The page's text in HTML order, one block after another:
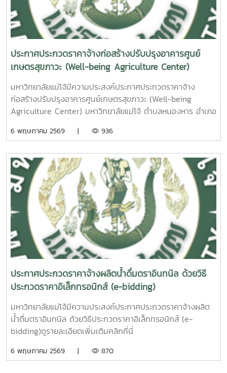
ประกาศประกวดราคาจ้างก่อสร้างปรับปรุงอาคารศูนย์
เกษตรสุขภาวะ (Well-being Agriculture Center)
มหาวิทยาลัยแม่โจ้ ตำบลหนองหาร อำเภอสันทราย จังหวัด
เชียงใหม่ ด้วยวิธีประกวดราคาอิเล็กทรอนิกส์ (e-bidding)
มหาวิทยาลัยแม่โจ้มีความประสงค์ประกาศประกวดราคาจ้าง
ก่อสร้างปรับปรุงอาคารศูนย์เกษตรสุขภาวะ (Well-being
Agriculture Center) มหาวิทยาลัยแม่โจ้ ตำบลหนองหาร อำเภอ
(e-bidding)ดูรายละเอียดเพิ่มเติมคลิกที่นี่
6 พฤษภาคม 2569 | 936
ประกาศประกวดราคาจ้างผลิตน้ำดื่มตราอินทนิล ด้วยวิธี
ประกวดราคาอิเล็กทรอนิกส์ (e-bidding)
มหาวิทยาลัยแม่โจ้มีความประสงค์ประกาศประกวดราคาจ้างผลิต
น้ำดื่มตราอินทนิล ด้วยวิธีประกวดราคาอิเล็กทรอนิกส์ (e-
bidding)ดูรายละเอียดเพิ่มเติมคลิกที่นี่
6 พฤษภาคม 2569 | 870